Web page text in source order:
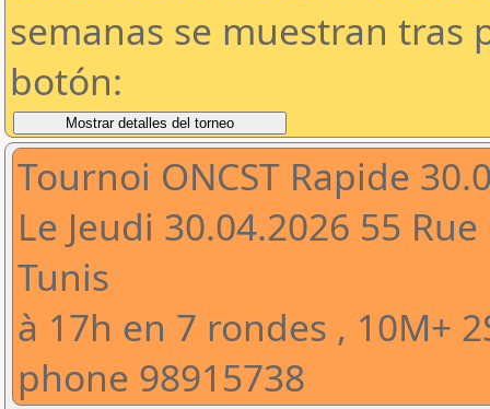
semanas se muestran tras
botón:
Tournoi ONCST Rapide
Le Jeudi 30.04.2026 55
Tunis
à 17h en 7 rondes , 10M+
phone 98915738